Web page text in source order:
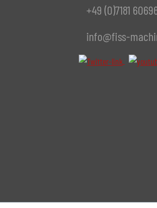
+49 (0)7181
info@fiss-